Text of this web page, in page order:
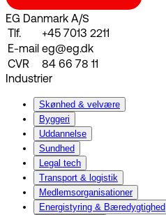
EG Danmark A/S
Tlf.
+45 7013 2211
E-mail eg@eg.dk
CVR
84 66 78 11
Industrier
Skønhed & velvære
Byggeri
Uddannelse
Sundhed
Legal tech
Transport & logistik
Medlemsorganisationer
Energistyring & Bæredygtighed